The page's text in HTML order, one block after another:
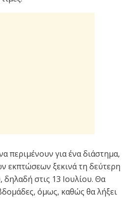
περιμένουν για ένα διάστημα,
εκπτώσεων ξεκινά τη δεύτερη
δηλαδή στις 13 Ιουλίου. Θα
όμως, καθώς θα λήξει